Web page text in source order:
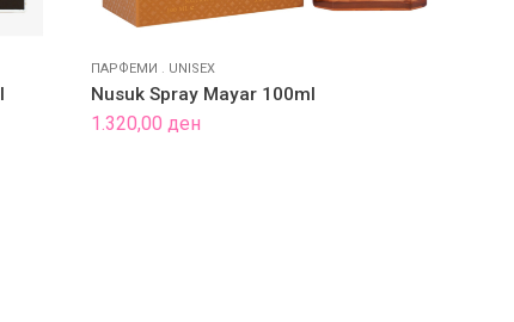
ПАРФЕМИ . UNISEX
Nusuk Spray Mayar 100ml
1.320,00 ден